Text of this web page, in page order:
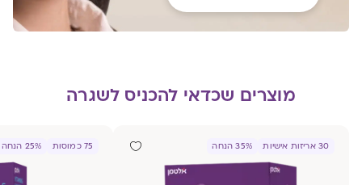
מוצרים שכדאי להכניס לשגרה
30 אריזות אישיות 35% הנחה 75 כמוסות 25% הנחה